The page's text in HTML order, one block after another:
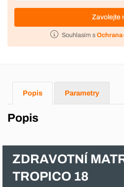
Zavolejte
Souhlasím s Ochrana
Popis Parametry
Popis
ZDRAVOTNÍ
TROPICO 18